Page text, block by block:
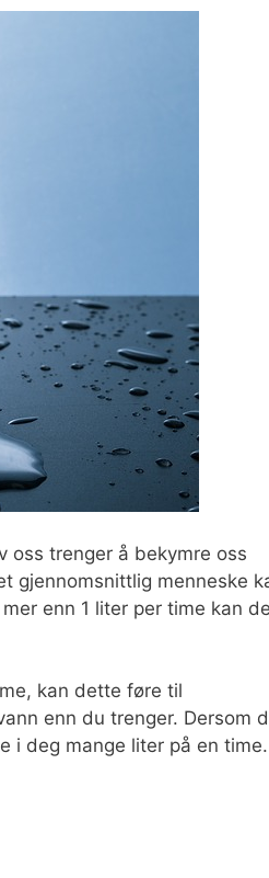
trenger å bekymre oss
gjennomsnittlig menneske
enn 1 liter per time kan
kan dette føre til
enn du trenger. Dersom
i deg mange liter på en time.